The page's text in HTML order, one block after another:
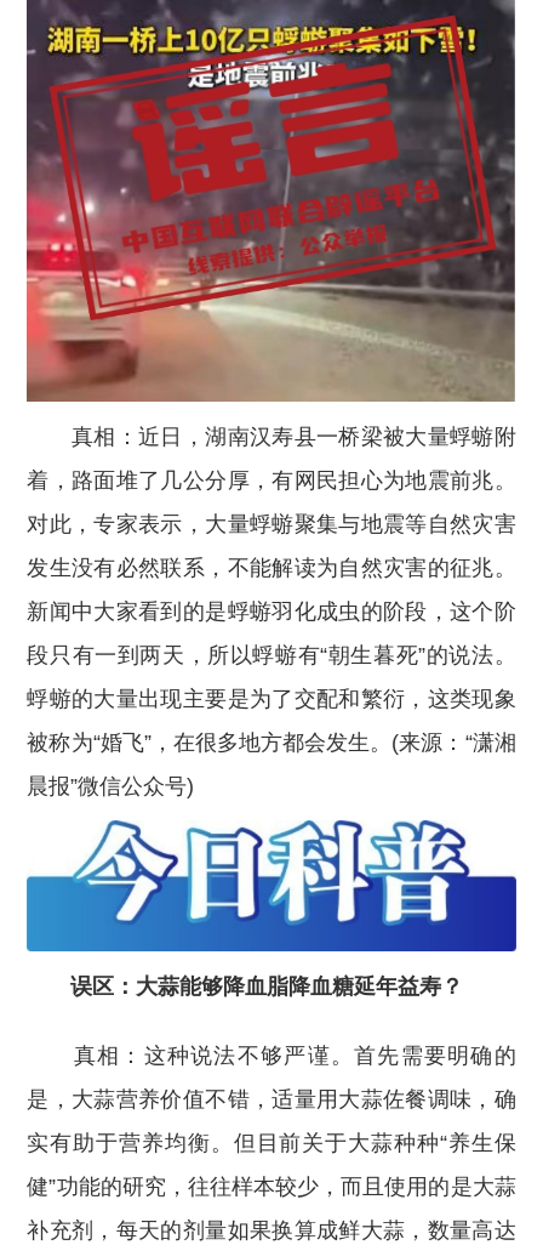
真相：近日，湖南汉寿县一桥梁被大量蜉蝣附
着，路面堆了几公分厚，有网民担心为地震前兆。
对此，专家表示，大量蜉蝣聚集与地震等自然灾害
发生没有必然联系，不能解读为自然灾害的征兆。
新闻中大家看到的是蜉蝣羽化成虫的阶段，这个阶
段只有一到两天，所以蜉蝣有“朝生暮死”的说法。
蜉蝣的大量出现主要是为了交配和繁衍，这类现象
被称为“婚飞”，在很多地方都会发生。(来源：“潇湘
晨报”微信公众号)
误区：大蒜能够降血脂降血糖延年益寿？
真相：这种说法不够严谨。首先需要明确的
是，大蒜营养价值不错，适量用大蒜佐餐调味，确
实有助于营养均衡。但目前关于大蒜种种“养生保
健”功能的研究，往往样本较少，而且使用的是大蒜
补充剂，每天的剂量如果换算成鲜大蒜，数量高达